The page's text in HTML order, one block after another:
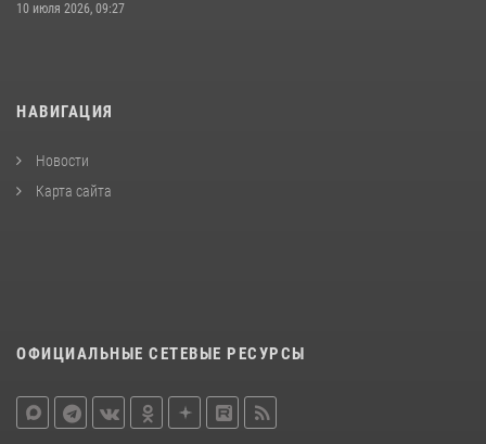
10 июля 2026, 09:27
НАВИГАЦИЯ
Новости
Карта сайта
ОФИЦИАЛЬНЫЕ СЕТЕВЫЕ РЕСУРСЫ